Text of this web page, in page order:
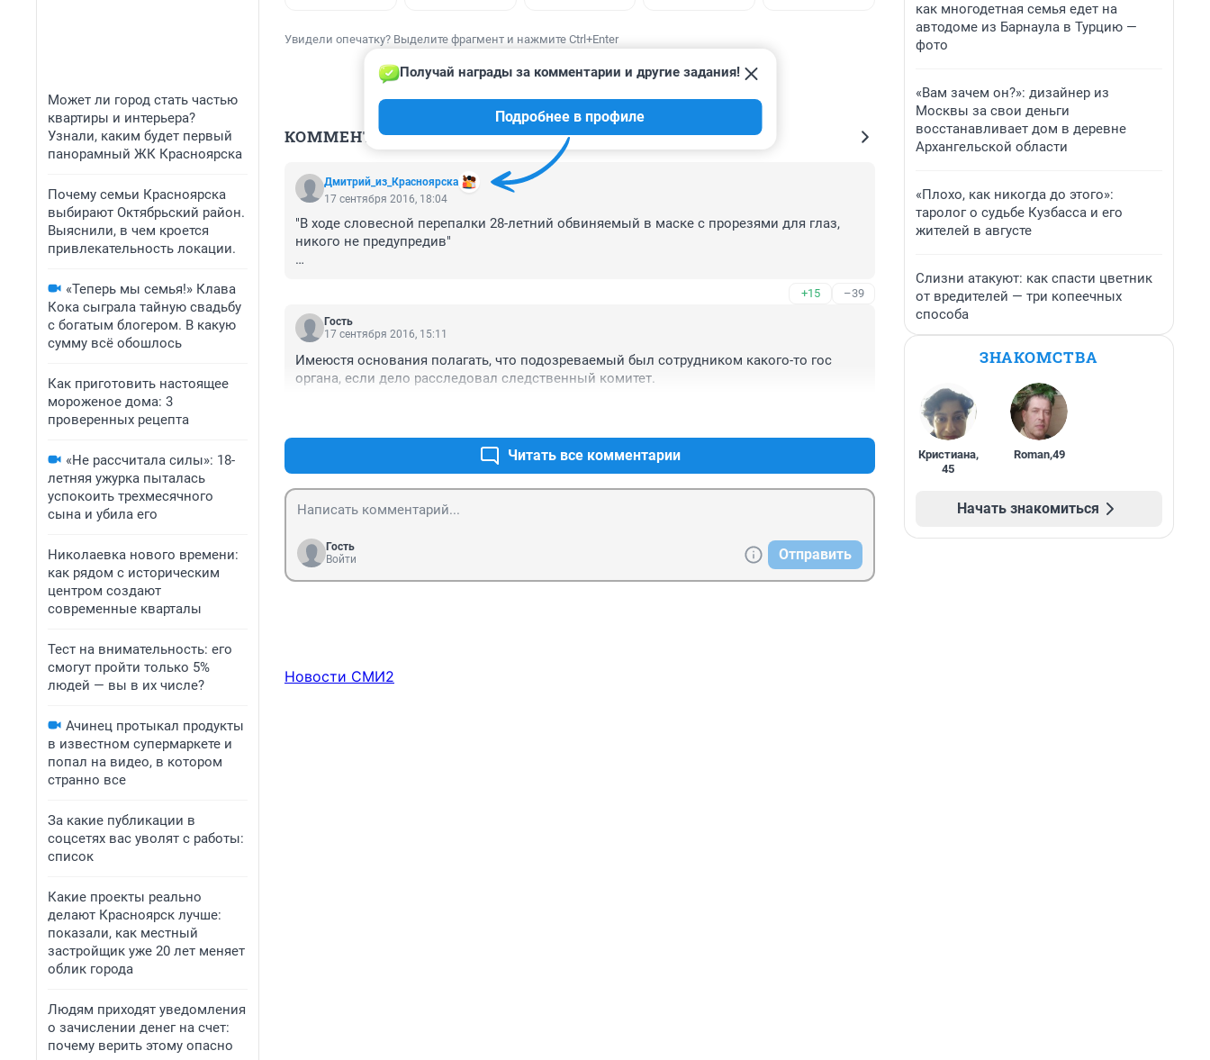
Может ли город стать частью
квартиры и интерьера?
Узнали, каким будет первый
панорамный ЖК Красноярска
Почему семьи Красноярска
выбирают Октябрьский район.
Выяснили, в чем кроется
привлекательность локации.
«Теперь мы семья!» Клава
Кока сыграла тайную свадьбу
с богатым блогером. В какую
сумму всё обошлось
Как приготовить настоящее
мороженое дома: 3
проверенных рецепта
«Не рассчитала силы»: 18-
летняя ужурка пыталась
успокоить трехмесячного
сына и убила его
Николаевка нового времени:
как рядом с историческим
центром создают
современные кварталы
Тест на внимательность: его
смогут пройти только 5%
людей — вы в их числе?
Ачинец протыкал продукты
в известном супермаркете и
попал на видео, в котором
странно все
За какие публикации в
соцсетях вас уволят с работы:
список
Какие проекты реально
делают Красноярск лучше:
показали, как местный
застройщик уже 20 лет меняет
облик города
Людям приходят уведомления
о зачислении денег на счет:
почему верить этому опасно
Увидели опечатку? Выделите фрагмент и нажмите Ctrl+Enter
КОММЕНТАРИИ 10
Дмитрий_из_Красноярска
Получай награды за комментарии и другие задания!
Подробнее в профиле
17 сентября 2016, 18:04
"В ходе словесной перепалки 28-летний обвиняемый в маске с прорезями для глаз,
никого не предупредив"
Сейчас мне 26, холост, думаю когда придёт пора жениться и заводить детей - увезу
Белорусь
+15 –39
Гость
17 сентября 2016, 15:11
Имеюстя основания полагать, что подозреваемый был сотрудником какого-то гос
органа, если дело расследовал следственный комитет.
Читать все комментарии
Гость
Войти
Отправить
Новости СМИ2
как многодетная семья едет на
автодоме из Барнаула в Турцию —
фото
«Вам зачем он?»: дизайнер из
Москвы за свои деньги
восстанавливает дом в деревне
Архангельской области
«Плохо, как никогда до этого»:
таролог о судьбе Кузбасса и его
жителей в августе
Слизни атакуют: как спасти цветник
от вредителей — три копеечных
способа
ЗНАКОМСТВА
Кристиана,
45
Roman,49
Начать знакомиться